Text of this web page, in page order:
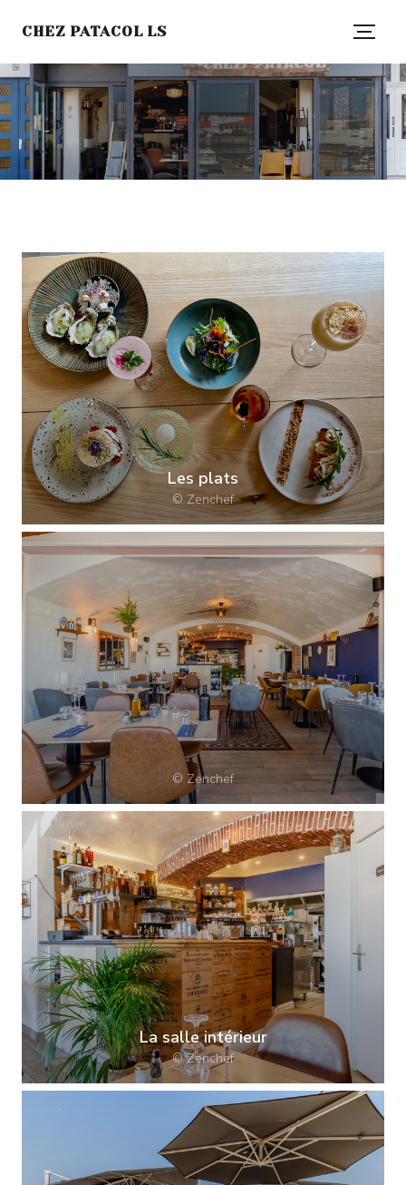
CHEZ PATACOL LS
Les plats
© Zenchef
© Zenchef
La salle intérieur
© Zenchef